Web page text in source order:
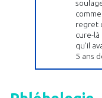
regret
cure-là
qu’il
5 ans